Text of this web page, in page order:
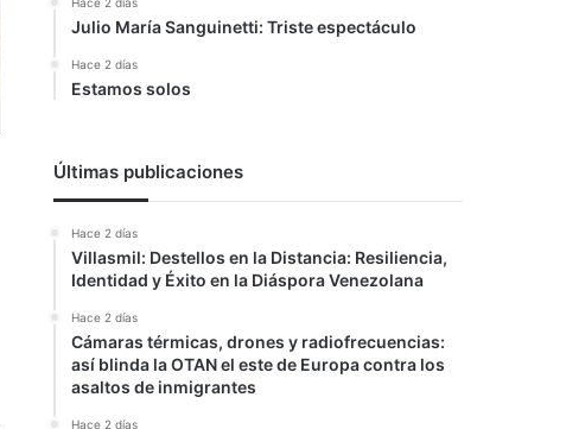
Julio María Sanguinetti: Triste espectáculo
Hace 2 días
Estamos solos
Últimas publicaciones
Hace 2 días
Villasmil: Destellos en la Distancia: Resiliencia,
Identidad y Éxito en la Diáspora Venezolana
Hace 2 días
Cámaras térmicas, drones y radiofrecuencias:
así blinda la OTAN el este de Europa contra los
asaltos de inmigrantes
Hace 2 días